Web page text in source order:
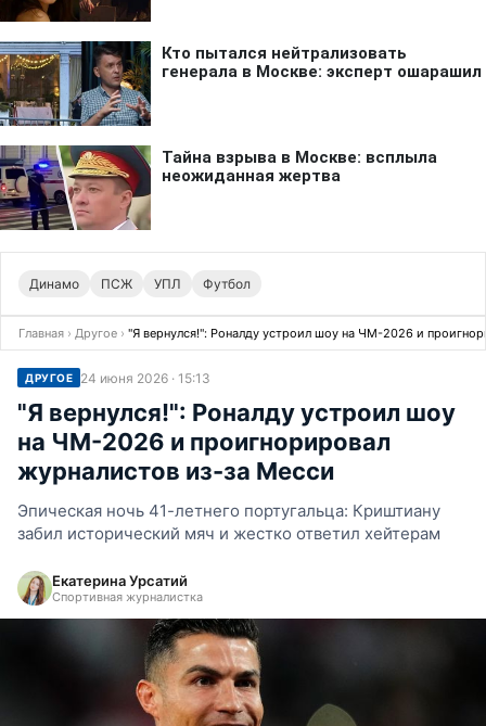
Динамо ПСЖ УПЛ Футбол
Главная › Другое › "Я вернулся!": Роналду устроил шоу на ЧМ-2026 и
ДРУГОЕ 24 июня 2026 · 15:13
"Я вернулся!": Роналду устроил шоу
на ЧМ-2026 и проигнорировал
журналистов из-за Месси
Эпическая ночь 41-летнего португальца: Криштиану
забил исторический мяч и жестко ответил хейтерам
Екатерина Урсатий
Спортивная журналистка